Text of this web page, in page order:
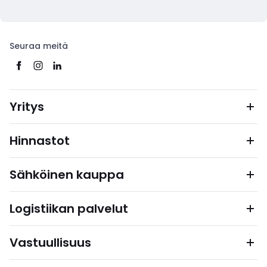
Seuraa meitä
Yritys
Hinnastot
Sähköinen kauppa
Logistiikan palvelut
Vastuullisuus